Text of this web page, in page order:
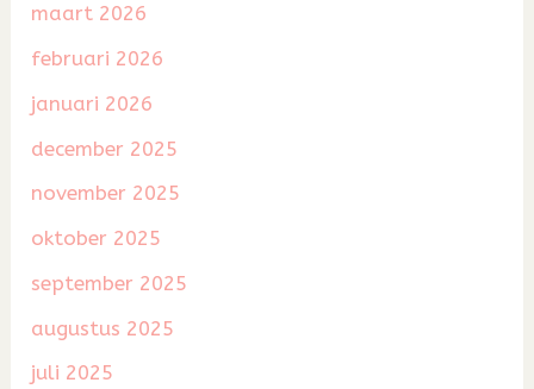
maart 2026
februari 2026
januari 2026
december 2025
november 2025
oktober 2025
september 2025
augustus 2025
juli 2025